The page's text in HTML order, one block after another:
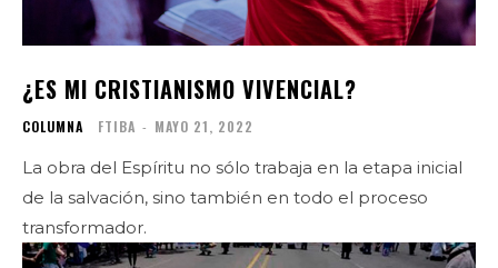
¿ES MI CRISTIANISMO VIVENCIAL?
COLUMNA FTIBA - MAYO 21, 2022
La obra del Espíritu no sólo trabaja en la etapa inicial
de la salvación, sino también en todo el proceso
transformador.